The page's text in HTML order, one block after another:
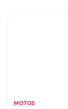
MOTOS